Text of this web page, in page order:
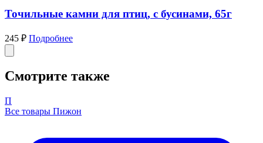
Точильные камни для птиц, с бусинами, 65г
245 ₽ Подробнее
Смотрите также
П
Все товары Пижон